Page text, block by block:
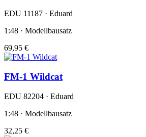
EDU 11187 · Eduard
1:48 · Modellbausatz
69,95 €
FM-1 Wildcat
EDU 82204 · Eduard
1:48 · Modellbausatz
32,25 €